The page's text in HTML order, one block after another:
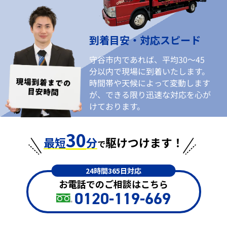
到着目安・対応スピード
守谷市内であれば、平均30〜45
分以内で現場に到着いたします。
時間帯や天候によって変動します
が、できる限り迅速な対応を心が
けております。
最短30分で駆けつけます！
24時間365日対応
お電話でのご相談はこちら
0120-119-669